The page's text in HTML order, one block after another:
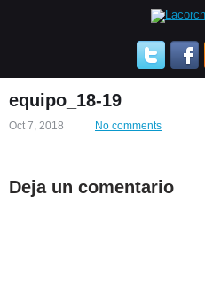
equipo_18-19
Oct 7, 2018 No comments
Deja un comentario